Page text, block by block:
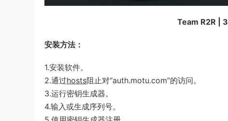
Team R2R |
安装方法：
1.安装软件。
2.通过hosts阻止对“auth.motu.com”的访问。
3.运行密钥生成器。
4.输入或生成序列号。